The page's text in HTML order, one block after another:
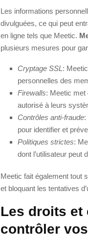
Les informations
divulguées, ce qui peut
en ligne tels que Meetic.
plusieurs mesures pour
Cryptage SSL :
personnelles des
Firewalls: Meetic met
autorisé à leurs
Contrôles anti-fraude:
pour identifier et
Politiques strictes:
dont l’utilisateur peut
Meetic fait également tout
et bloquant les tentatives
Les droits et
contrôler